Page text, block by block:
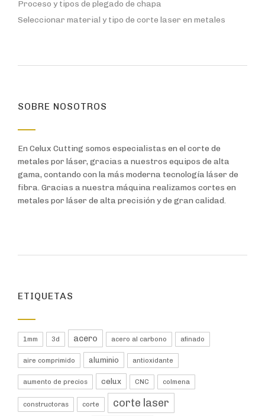
Proceso y tipos de plegado de chapa
Seleccionar material y tipo de corte laser en metales
SOBRE NOSOTROS
En Celux Cutting somos especialistas en el corte de
metales por láser, gracias a nuestros equipos de alta
gama, contando con la más moderna tecnología láser de
fibra. Gracias a nuestra máquina realizamos cortes en
metales por láser de alta precisión y de gran calidad.
ETIQUETAS
1mm 3d acero acero al carbono afinado
aire comprimido aluminio antioxidante
aumento de precios celux CNC colmena
constructoras corte corte laser